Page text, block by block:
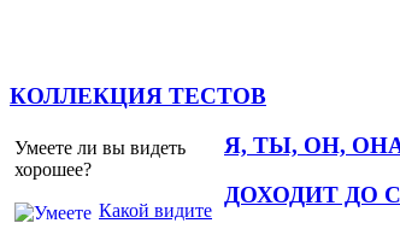
КОЛЛЕКЦИЯ ТЕСТОВ
Умеете ли вы видеть
хорошее?
Какой видите
Я, ТЫ, ОН,
ДОХОДИТ ДО